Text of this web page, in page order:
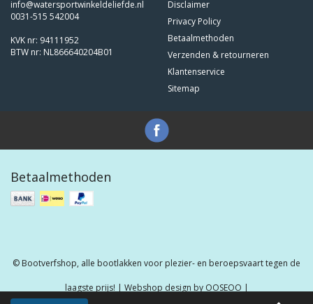
info@watersportwinkeldeliefde.nl
0031-515 542004
KVK nr: 94111952
BTW nr: NL866640204B01
Disclaimer
Privacy Policy
Betaalmethoden
Verzenden & retourneren
Klantenservice
Sitemap
Betaalmethoden
© Bootverfshop, alle bootlakken voor plezier- en beroepsvaart tegen de
laagste prijs! | Webshop design by OOSEOO |